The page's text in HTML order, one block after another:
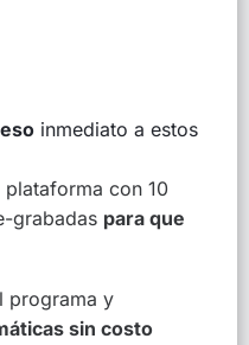
inmediato a estos
con 10
grabadas para que
programa y
sin costo